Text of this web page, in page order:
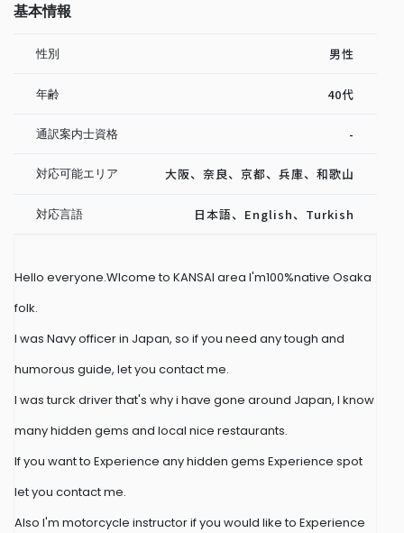
基本情報
性別 男性
年齢 40代
通訳案内士資格 -
対応可能エリア 大阪、奈良、京都、兵庫、和歌山
対応言語 日本語、English、Turkish
Hello everyone.Wlcome to KANSAI area I'm100%native Osaka
folk.
I was Navy officer in Japan, so if you need any tough and
humorous guide, let you contact me.
I was turck driver that's why i have gone around Japan, I know
many hidden gems and local nice restaurants.
If you want to Experience any hidden gems Experience spot
let you contact me.
Also I'm motorcycle instructor if you would like to Experience